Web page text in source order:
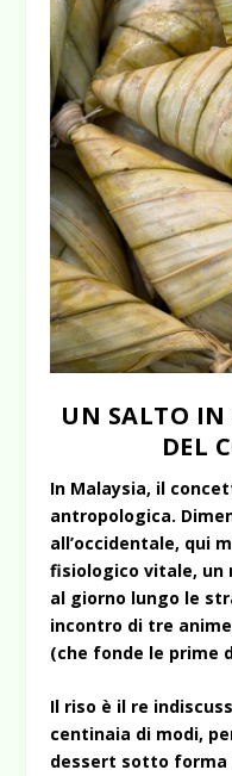
UN SALTO IN
DEL
In Malaysia, il
antropologica.
all’occidentale, qui
fisiologico vitale,
al giorno lungo le
incontro di tre
(che fonde le prime
Il riso è il re
centinaia di modi,
dessert sotto forma